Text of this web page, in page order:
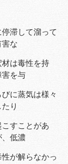
滞して溜って
な
は毒性を持
害を与
に蒸気は様々
り
すことがあ
低濃
が解らなかっ